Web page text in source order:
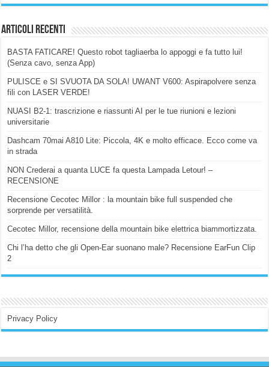
Articoli Recenti
BASTA FATICARE! Questo robot tagliaerba lo appoggi e fa tutto lui!
(Senza cavo, senza App)
PULISCE e SI SVUOTA DA SOLA! UWANT V600: Aspirapolvere senza
fili con LASER VERDE!
NUASI B2-1: trascrizione e riassunti AI per le tue riunioni e lezioni
universitarie
Dashcam 70mai A810 Lite: Piccola, 4K e molto efficace. Ecco come va
in strada
NON Crederai a quanta LUCE fa questa Lampada Letour! –
RECENSIONE
Recensione Cecotec Millor : la mountain bike full suspended che
sorprende per versatilità.
Cecotec Millor, recensione della mountain bike elettrica biammortizzata.
Chi l’ha detto che gli Open-Ear suonano male? Recensione EarFun Clip
2
Privacy Policy